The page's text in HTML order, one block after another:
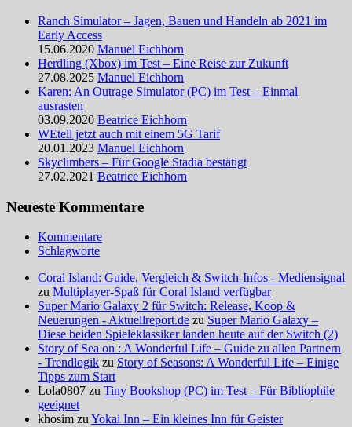
Ranch Simulator – Jagen, Bauen und Handeln ab 2021 im
Early Access
15.06.2020 Manuel Eichhorn
Herdling (Xbox) im Test – Eine Reise zur Zukunft
27.08.2025 Manuel Eichhorn
Karen: An Outrage Simulator (PC) im Test – Einmal
ausrasten
03.09.2020 Beatrice Eichhorn
WEtell jetzt auch mit einem 5G Tarif
20.01.2023 Manuel Eichhorn
Skyclimbers – Für Google Stadia bestätigt
27.02.2021 Beatrice Eichhorn
Neueste Kommentare
Kommentare
Schlagworte
Coral Island: Guide, Vergleich & Switch-Infos - Mediensignal
zu Multiplayer-Spaß für Coral Island verfügbar
Super Mario Galaxy 2 für Switch: Release, Koop &
Neuerungen - Aktuellreport.de zu Super Mario Galaxy –
Diese beiden Spieleklassiker landen heute auf der Switch (2)
Story of Sea on : A Wonderful Life – Guide zu allen Partnern
- Trendlogik zu Story of Seasons: A Wonderful Life – Einige
Tipps zum Start
Lola0807 zu Tiny Bookshop (PC) im Test – Für Bibliophile
geeignet
khosim zuYokai Inn – Ein kleines Inn für Geister